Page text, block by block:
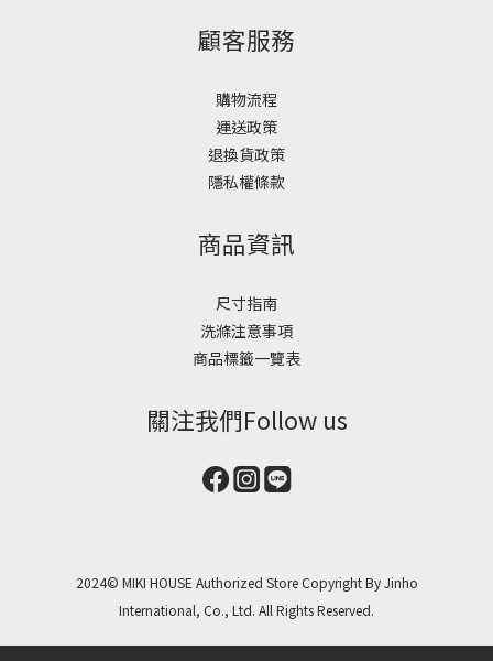
顧客服務
購物流程
運送政策
退換貨政策
隱私權條款
商品資訊
尺寸指南
洗滌注意事項
商品標籤一覽表
關注我們Follow us
2024© MIKI HOUSE Authorized Store Copyright By Jinho
International, Co., Ltd. All Rights Reserved.